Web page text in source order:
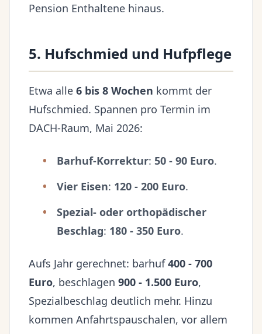
Pension Enthaltene hinaus.
5. Hufschmied und Hufpflege
Etwa alle 6 bis 8 Wochen kommt der
Hufschmied. Spannen pro Termin im
DACH-Raum, Mai 2026:
Barhuf-Korrektur: 50 - 90 Euro.
Vier Eisen: 120 - 200 Euro.
Spezial- oder orthopädischer
Beschlag: 180 - 350 Euro.
Aufs Jahr gerechnet: barhuf400 - 700
Euro, beschlagen 900 - 1.500 Euro,
Spezialbeschlag deutlich mehr. Hinzu
kommen Anfahrtspauschalen, vor allem